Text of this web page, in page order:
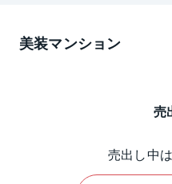
美装マンション
売
売出し中